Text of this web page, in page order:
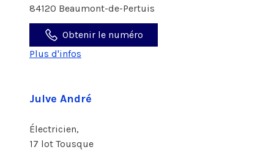
84120 Beaumont-de-Pertuis
Obtenir le numéro
Plus d'infos
Julve André
Électricien,
17 lot Tousque